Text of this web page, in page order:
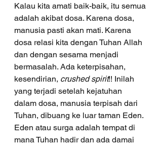
Kalau kita amati baik-baik, itu semua
adalah akibat dosa. Karena dosa,
manusia pasti akan mati. Karena
dosa relasi kita dengan Tuhan Allah
dan dengan sesama menjadi
bermasalah. Ada keterpisahan,
kesendirian, crushed spirit!! Inilah
yang terjadi setelah kejatuhan
dalam dosa, manusia terpisah dari
Tuhan, dibuang ke luar taman Eden.
Eden atau surga adalah tempat di
mana Tuhan hadir dan ada damai